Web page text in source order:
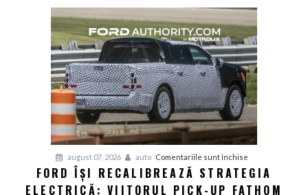
senzor
LiDAR
de
la
aproximativ
17.000
de
august 07, 2026 auto Comentariile sunt închise
Ford
își
FORD ÎȘI RECALIBREAZĂ STRATEGIA
ELECTRICĂ: VIITORUL PICK-UP FATHOM